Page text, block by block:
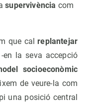
supervivència com
que calreplantejar
-en la seva accepció
socioeconòmic
de veure-la com
una posició central